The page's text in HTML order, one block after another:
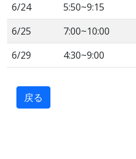
6/24
5:50~9:15
6/25
7:00~10:00
6/29
4:30~9:00
戻る